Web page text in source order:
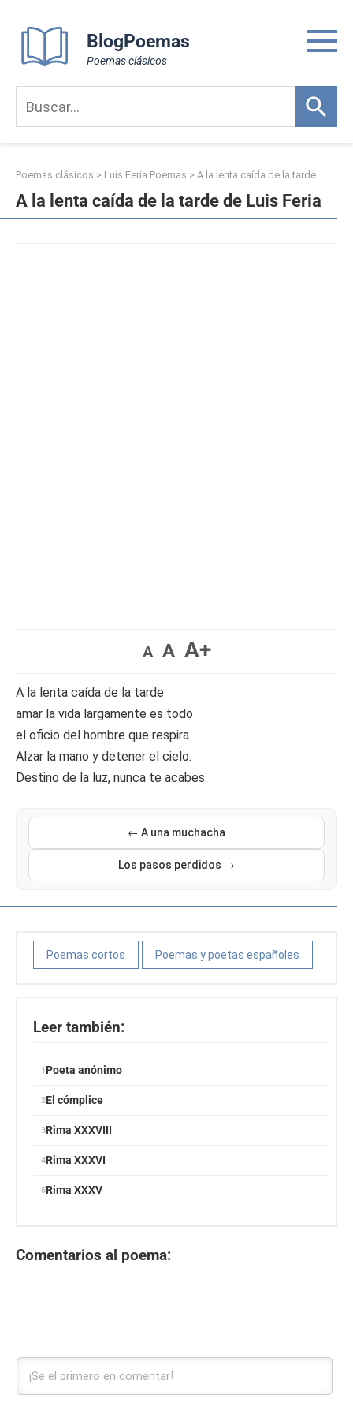
content
BlogPoemas
Poemas clásicos
Poemas clásicos > Luis Feria Poemas > A la lenta caída de la tarde
A la lenta caída de la tarde de Luis Feria
A A A+
A la lenta caída de la tarde
amar la vida largamente es todo
el oficio del hombre que respira.
Alzar la mano y detener el cielo.
Destino de la luz, nunca te acabes.
← A una muchacha
Los pasos perdidos →
Poemas cortos Poemas y poetas españoles
Leer también:
Poeta anónimo
El cómplice
Rima XXXVIII
Rima XXXVI
Rima XXXV
Comentarios al poema: